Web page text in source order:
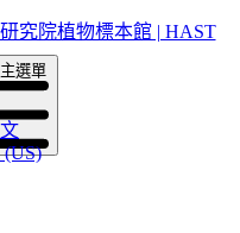
究院植物標本館 | HAST
(US)
選單